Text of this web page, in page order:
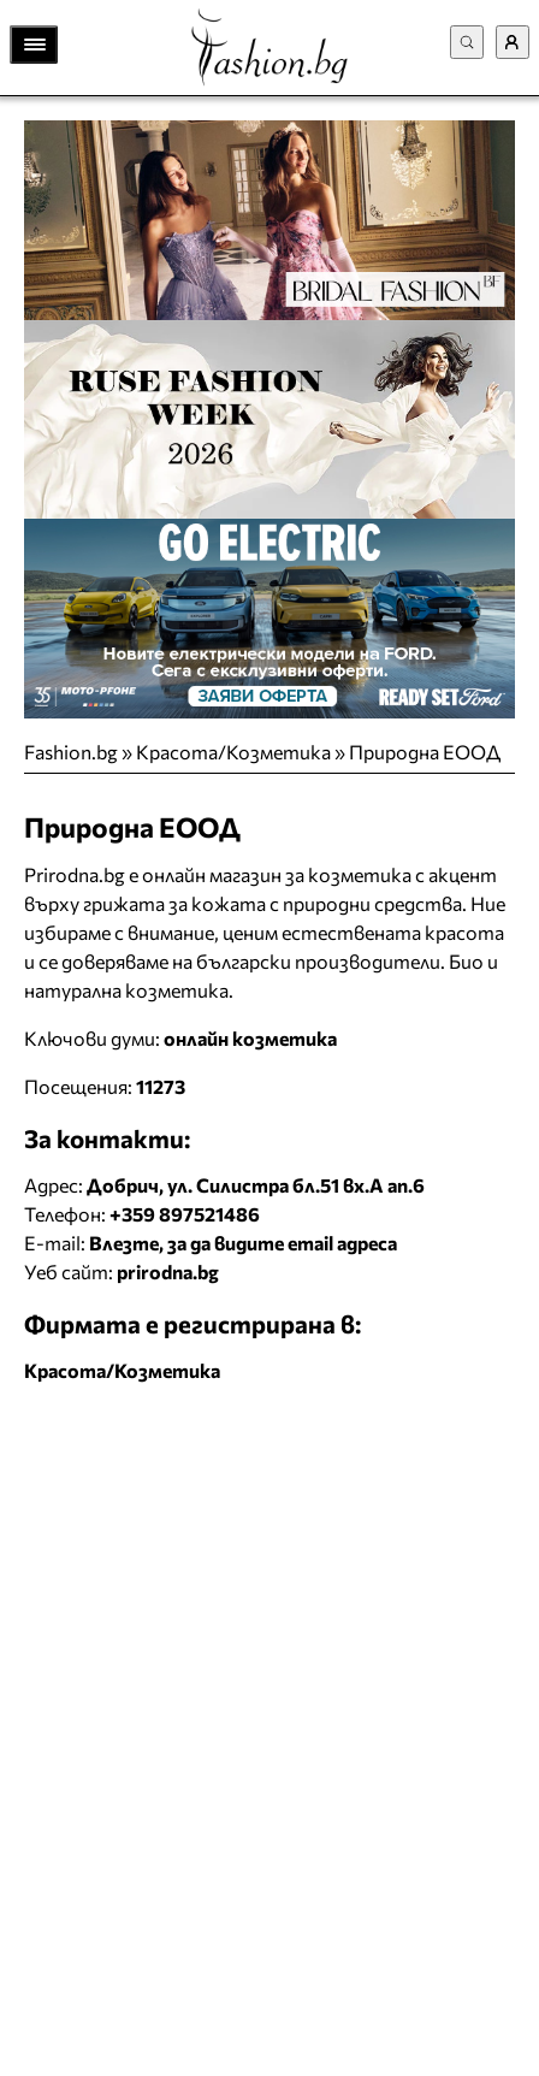
Fashion.bg» Красота/Козметика» Природна ЕООД
Природна ЕООД
Prirodna.bg е онлайн магазин за козметика с акцент
върху грижата за кожата с природни средства. Ние
избираме с внимание, ценим естествената красота
и се доверяваме на български производители. Био и
натурална козметика.
Ключови думи: онлайн козметика
Посещения: 11273
За контакти:
Адрес: Добрич, ул. Силистра бл.51 вх.А ап.6
Телефон: +359 897521486
E-mail: Влезте, за да видите email адреса
Уеб сайт: prirodna.bg
Фирмата е регистрирана в:
Красота/Козметика